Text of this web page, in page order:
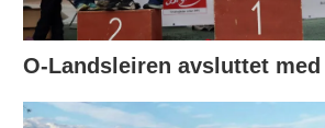
O-Landsleiren avsluttet